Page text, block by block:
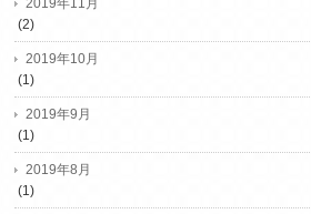
(2)
2019年10月
(1)
2019年9月
(1)
2019年8月
(1)